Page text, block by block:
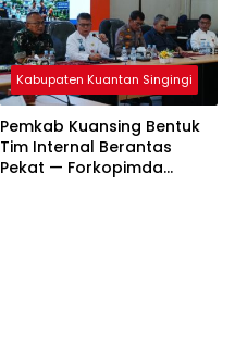
Kabupaten Kuantan Singingi
Pemkab Kuansing Bentuk
Tim Internal Berantas
Pekat — Forkopimda